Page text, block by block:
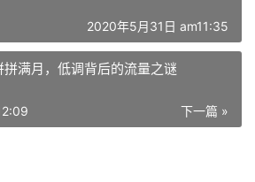
2020年5月31日 am11:35
满月，低调背后的流量之谜
下一篇 »